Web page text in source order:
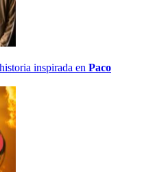
inspirada en Paco